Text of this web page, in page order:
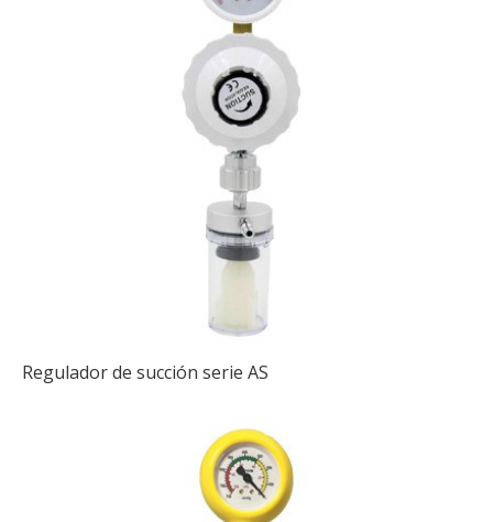
Regulador de succión serie AS